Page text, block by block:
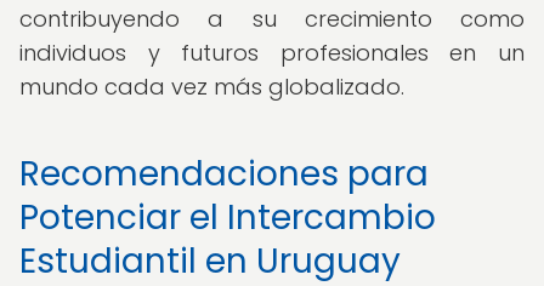
contribuyendo a su crecimiento como
individuos y futuros profesionales en un
mundo cada vez más globalizado.
Recomendaciones para
Potenciar el Intercambio
Estudiantil en Uruguay